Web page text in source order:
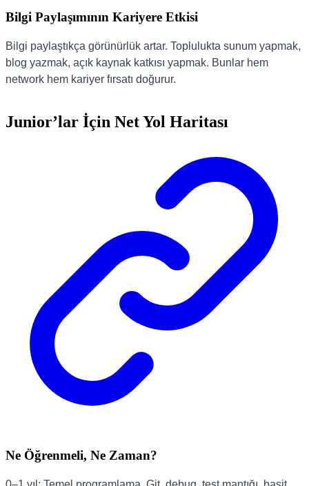
Bilgi Paylaşımının Kariyere Etkisi
Bilgi paylaştıkça görünürlük artar. Toplulukta sunum yapmak,
blog yazmak, açık kaynak katkısı yapmak. Bunlar hem
network hem kariyer fırsatı doğurur.
Junior’lar İçin Net Yol Haritası
Ne Öğrenmeli, Ne Zaman?